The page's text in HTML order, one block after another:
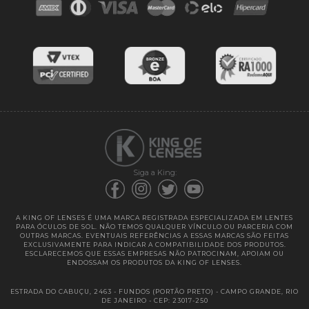
Blog
Cores das lentes
Entregas
Siga a King:
A KING OF LENSES É UMA MARCA REGISTRADA ESPECIALIZADA EM LENTES
PARA ÓCULOS DE SOL. NÃO TEMOS QUALQUER VÍNCULO OU PARCERIA COM
OUTRAS MARCAS. EVENTUAIS REFERÊNCIAS A ESSAS MARCAS SÃO FEITAS
EXCLUSIVAMENTE PARA INDICAR A COMPATIBILIDADE DOS PRODUTOS.
ESCLARECEMOS QUE ESSAS EMPRESAS NÃO PATROCINAM, APOIAM OU
ENDOSSAM OS PRODUTOS DA KING OF LENSES.
ESTRADA DO CABUÇU, 2463 - FUNDOS (PORTÃO PRETO) - CAMPO GRANDE, RIO
DE JANEIRO - CEP: 23017-250